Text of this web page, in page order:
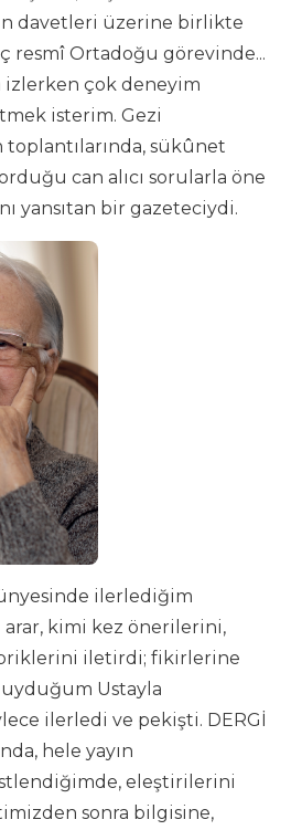
davetleri üzerine birlikte
resmî Ortadoğu görevinde...
izlerken çok deneyim
isterim. Gezi
toplantılarında, sükûnet
can alıcı sorularla öne
yansıtan bir gazeteciydi.
ilerlediğim
kimi kez önerilerini,
iletirdi; fikirlerine
Ustayla
ilerledi ve pekişti. DERGİ
hele yayın
eleştirilerini
sonra bilgisine,